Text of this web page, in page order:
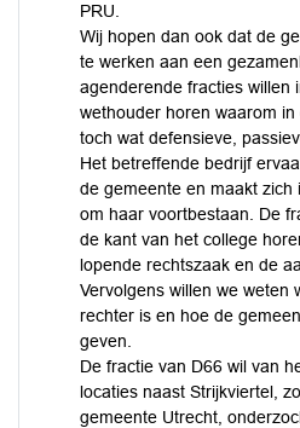
PRU.
Wij hopen dan ook dat de
te werken aan een
agenderende fracties willen
wethouder horen waarom
toch wat defensieve,
Het betreffende bedrijf
de gemeente en maakt zich
om haar voortbestaan. De
de kant van het college
lopende rechtszaak en de
Vervolgens willen we weten
rechter is en hoe de
geven.
De fractie van D66 wil van
locaties naast Strijkviertel,
gemeente Utrecht,